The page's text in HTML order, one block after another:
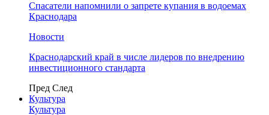
Спасатели напомнили о запрете купания в водоемах
Краснодара
Новости
Краснодарский край в числе лидеров по внедрению
инвестиционного стандарта
Пред След
Культура
Культура